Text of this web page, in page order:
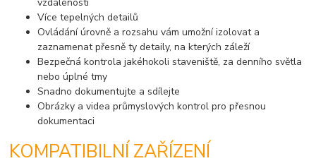
Více tepelných detailů
Ovládání úrovně a rozsahu vám umožní izolovat a
zaznamenat přesně ty detaily, na kterých záleží
Bezpečná kontrola jakéhokoli staveniště, za denního světla
nebo úplné tmy
Snadno dokumentujte a sdílejte
Obrázky a videa průmyslových kontrol pro přesnou
dokumentaci
KOMPATIBILNÍ ZAŘÍZENÍ